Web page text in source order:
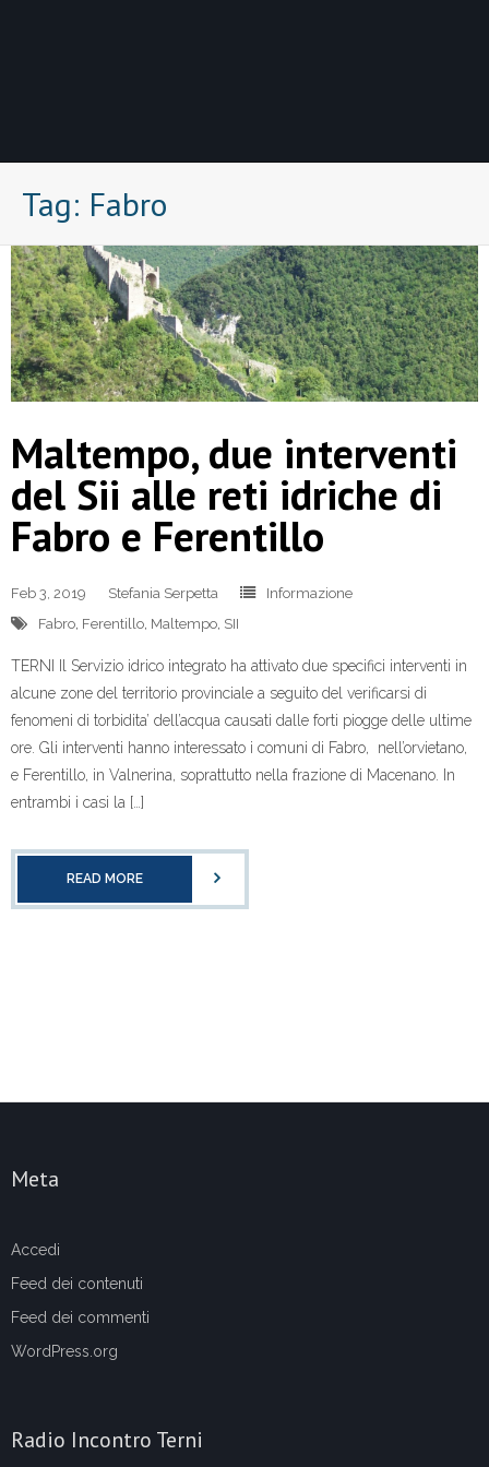
Tag: Fabro
Maltempo, due interventi
del Sii alle reti idriche di
Fabro e Ferentillo
Feb 3, 2019 Stefania Serpetta
Informazione
Fabro Ferentillo Maltempo SII
TERNI Il Servizio idrico integrato ha attivato due specifici interventi in
alcune zone del territorio provinciale a seguito del verificarsi di
fenomeni di torbidita’ dell’acqua causati dalle forti piogge delle ultime
ore. Gli interventi hanno interessato i comuni di Fabro, nell’orvietano,
e Ferentillo, in Valnerina, soprattutto nella frazione di Macenano. In
entrambi i casi la […]
READ MORE
Meta
Accedi
Feed dei contenuti
Feed dei commenti
WordPress.org
Radio Incontro Terni